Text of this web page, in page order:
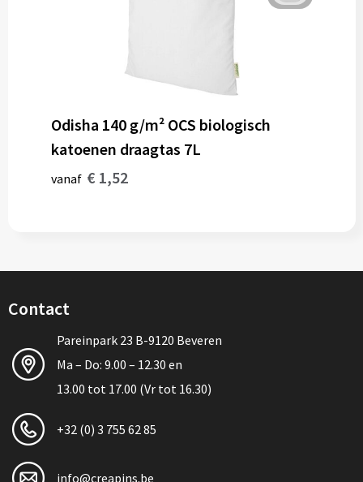
Odisha 140 g/m² OCS biologisch
katoenen draagtas 7L
vanaf € 1,52
Contact
Pareinpark 23 B-9120 Beveren
Ma – Do: 9.00 – 12.30 en
13.00 tot 17.00 (Vr tot 16.30)
+32 (0) 3 755 62 85
info@creapins.be